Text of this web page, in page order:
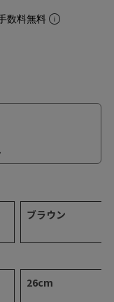
数料無料
26cm
ブラウン